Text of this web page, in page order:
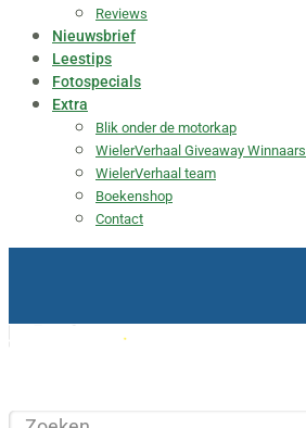
Reviews
Nieuwsbrief
Leestips
Fotospecials
Extra
Blik onder de motorkap
WielerVerhaal Giveaway Winnaars
WielerVerhaal team
Boekenshop
Contact